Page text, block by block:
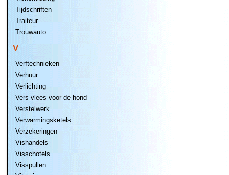
Tijdschriften
Traiteur
Trouwauto
V
Verftechnieken
Verhuur
Verlichting
Vers vlees voor de hond
Verstelwerk
Verwarmingsketels
Verzekeringen
Vishandels
Visschotels
Visspullen